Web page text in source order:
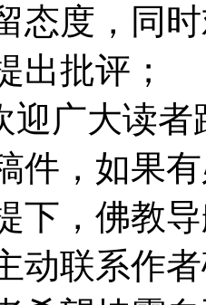
态度，同
出批评；
迎广大读
件，如果
下，佛教
动联系作